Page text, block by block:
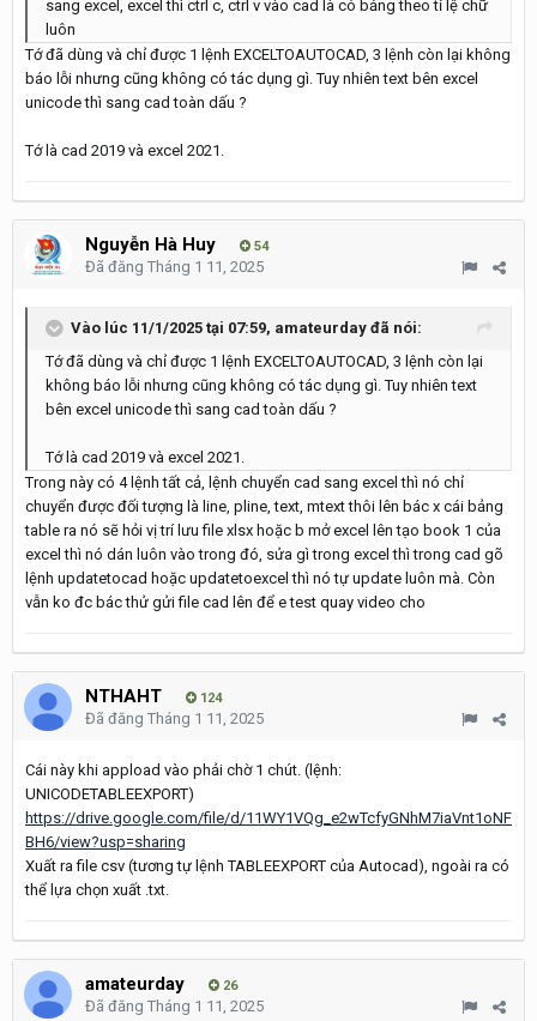
sang excel, excel thì ctrl c, ctrl v vào cad là có bảng theo tỉ lệ chữ
luôn
Tớ đã dùng và chỉ được 1 lệnh EXCELTOAUTOCAD, 3 lệnh còn lại không
báo lỗi nhưng cũng không có tác dụng gì. Tuy nhiên text bên excel
unicode thì sang cad toàn dấu ?
Tớ là cad 2019 và excel 2021.
Nguyễn Hà Huy 54
Đã đăng Tháng 1 11, 2025
Vào lúc 11/1/2025 tại 07:59, amateurday đã nói:
Tớ đã dùng và chỉ được 1 lệnh EXCELTOAUTOCAD, 3 lệnh còn lại
không báo lỗi nhưng cũng không có tác dụng gì. Tuy nhiên text
bên excel unicode thì sang cad toàn dấu ?
Tớ là cad 2019 và excel 2021.
Trong này có 4 lệnh tất cả, lệnh chuyển cad sang excel thì nó chỉ
chuyển được đối tượng là line, pline, text, mtext thôi lên bác x cái bảng
table ra nó sẽ hỏi vị trí lưu file xlsx hoặc b mở excel lên tạo book 1 của
excel thì nó dán luôn vào trong đó, sửa gì trong excel thì trong cad gõ
lệnh updatetocad hoặc updatetoexcel thì nó tự update luôn mà. Còn
vẫn ko đc bác thử gửi file cad lên để e test quay video cho
NTHAHT 124
Đã đăng Tháng 1 11, 2025
Cái này khi appload vào phải chờ 1 chút. (lệnh:
UNICODETABLEEXPORT)
https://drive.google.com/file/d/11WY1VQg_e2wTcfyGNhM7iaVnt1oNF
BH6/view?usp=sharing
Xuất ra file csv (tương tự lệnh TABLEEXPORT của Autocad), ngoài ra có
thể lựa chọn xuất .txt.
amateurday 26
Đã đăng Tháng 1 11, 2025